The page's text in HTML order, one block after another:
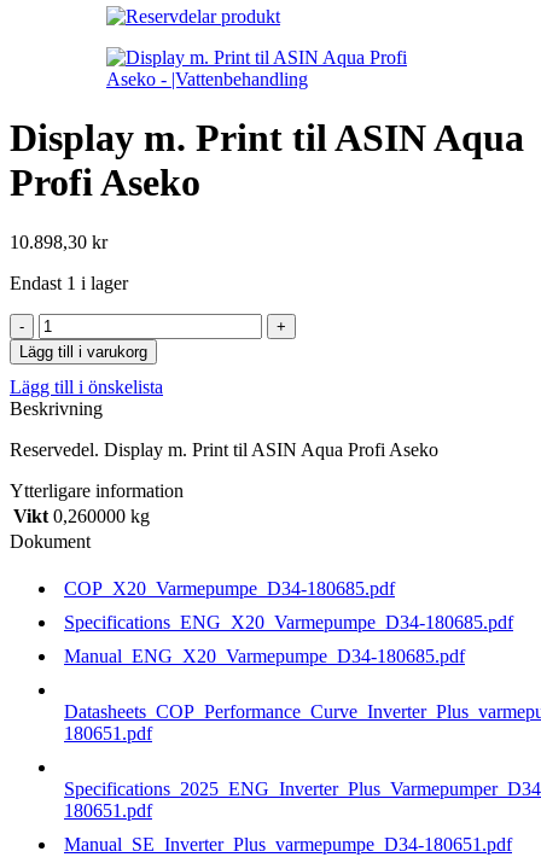
Display m. Print til ASIN Aqua
Profi Aseko
10.898,30 kr
Endast 1 i lager
Display
m.
Print
til
ASIN
Profi
mängd
Lägg till i varukorg
Lägg till i önskelista
Beskrivning
Reservedel. Display m. Print til ASIN Aqua Profi Aseko
Ytterligare information
Vikt 0,260000 kg
Dokument
COP_X20_Varmepumpe_D34-180685.pdf
Specifications_ENG_X20_Varmepumpe_D34-180685.pdf
Manual_ENG_X20_Varmepumpe_D34-180685.pdf
180651.pdf
180651.pdf
Manual_SE_Inverter_Plus_varmepumpe_D34-180651.pdf